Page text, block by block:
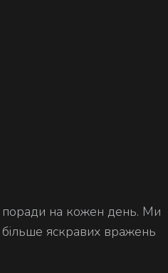
поради на кожен день. Ми
яскравих вражень